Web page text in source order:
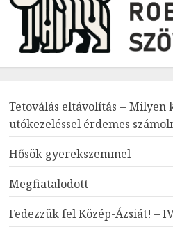
Tetoválás eltávolítás – Milyen
utókezeléssel érdemes
Hősök gyerekszemmel
Megfiatalodott
Fedezzük fel Közép-Ázsiát! –